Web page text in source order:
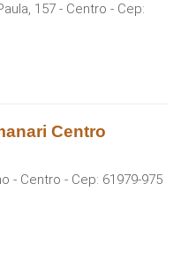
157 - Centro - Cep:
Centro
- Centro - Cep: 61979-975